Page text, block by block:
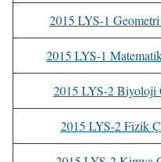
2015 LYS-1 Geometri
2015 LYS-1
2015 LYS-2 Biyoloji
2015 LYS-2 Fizik